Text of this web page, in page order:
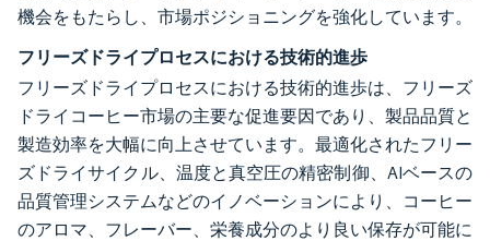
機会をもたらし、市場ポジショニングを強化しています。
フリーズドライプロセスにおける技術的進歩
フリーズドライプロセスにおける技術的進歩は、フリーズ
ドライコーヒー市場の主要な促進要因であり、製品品質と
製造効率を大幅に向上させています。最適化されたフリー
ズドライサイクル、温度と真空圧の精密制御、AIベースの
品質管理システムなどのイノベーションにより、コーヒー
のアロマ、フレーバー、栄養成分のより良い保存が可能に